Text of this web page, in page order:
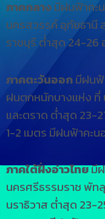
ภาคกลางมีฝนฟ้าคะ
นครสวรรค์ อุทัยธา
ราชบุรี ต่ำสุด 24-26
ภาคตะวันออกมีฝนฟ้
ฝนตกหนักบางแห่ง ที่
และตราด ต่ำสุด 23-
1-2 เมตร มีฝนฟ้าคะ
ภาคใต้ฝั่งอ่าวไทยมีฝ
นครศรีธรรมราช พัท
นราธิวาส ต่ำสุด 23-